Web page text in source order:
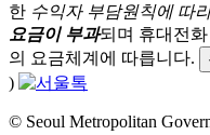
한 수익자 부담원칙에 따
요금이 부과되며 휴대전
의 요금체계에 따릅니다.
)
© Seoul Metropolitan